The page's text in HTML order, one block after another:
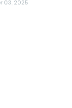
03, 2025